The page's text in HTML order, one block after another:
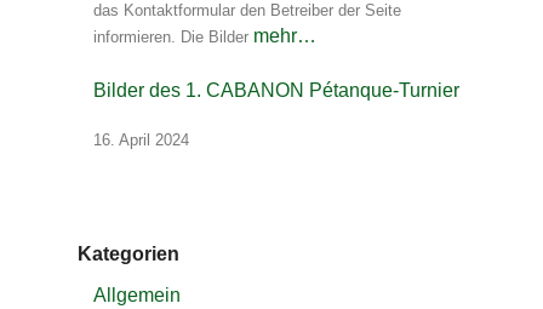
das Kontaktformular den Betreiber der Seite
informieren. Die Bilder mehr…
Bilder des 1. CABANON Pétanque-Turnier
16. April 2024
Kategorien
Allgemein